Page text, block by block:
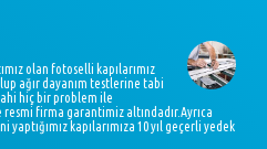
olan fotoselli kapılarımız
ağır dayanım testlerine tabi
hiç bir problem ile
resmi firma garantimiz altındadır.Ayrıca
kapılarımıza 10 yıl geçerli yedek